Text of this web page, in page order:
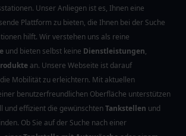
Unser Anliegen ist es, Ihnen eine
Plattform zu bieten, die Ihnen bei der Suche
hilft. Wir verstehen uns als reine
und bieten selbst keine Dienstleistungen,
an. Unsere Webseite ist darauf
Mobilität zu erleichtern. Mit aktuellen
benutzerfreundlichen Oberfläche unterstützen
und effizient die gewünschtenTankstellen und
Ob Sie auf der Suche nach einer